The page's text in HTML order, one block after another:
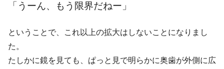
「うーん、もう限界だねー」
ということで、これ以上の拡大はしないことになりまし
た。
たしかに鏡を見ても、ぱっと見で明らかに奥歯が外側に広